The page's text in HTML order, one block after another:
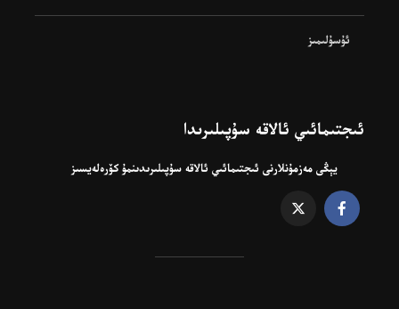
ئۇسۇلىمىز
ئىجتىمائىي ئالاقە سۇپىلىرىدا
يېڭى مەزمۇنلارنى ئىجتىمائىي ئالاقە سۇپىلىرىدىنمۇ كۆرەلەيسىز